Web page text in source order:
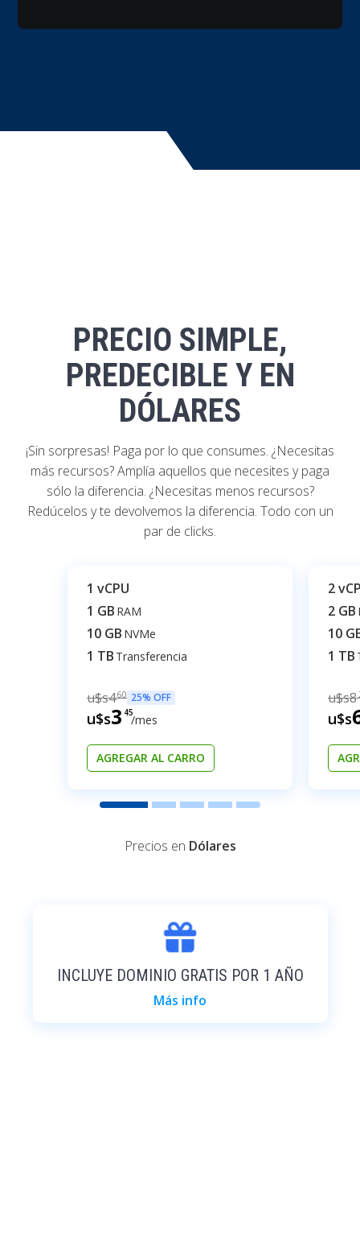
PRECIO SIMPLE,
PREDECIBLE Y EN
DÓLARES
¡Sin sorpresas! Paga por lo que consumes. ¿Necesitas
más recursos? Amplía aquellos que necesites y paga
sólo la diferencia. ¿Necesitas menos recursos?
Redúcelos y te devolvemos la diferencia. Todo con un
par de clicks.
1 vCPU
1 GB RAM
10 GB NVMe
1 TB Transferencia
u$s460 25% OFF
u$s3 45/mes
AGREGAR AL CARRO
2
2 GB
10
1 TB
u$s8
u$s
Precios en Dólares
INCLUYE DOMINIO GRATIS POR 1 AÑO
Más info